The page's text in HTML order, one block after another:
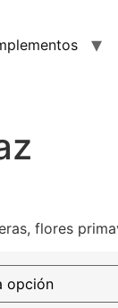
flores